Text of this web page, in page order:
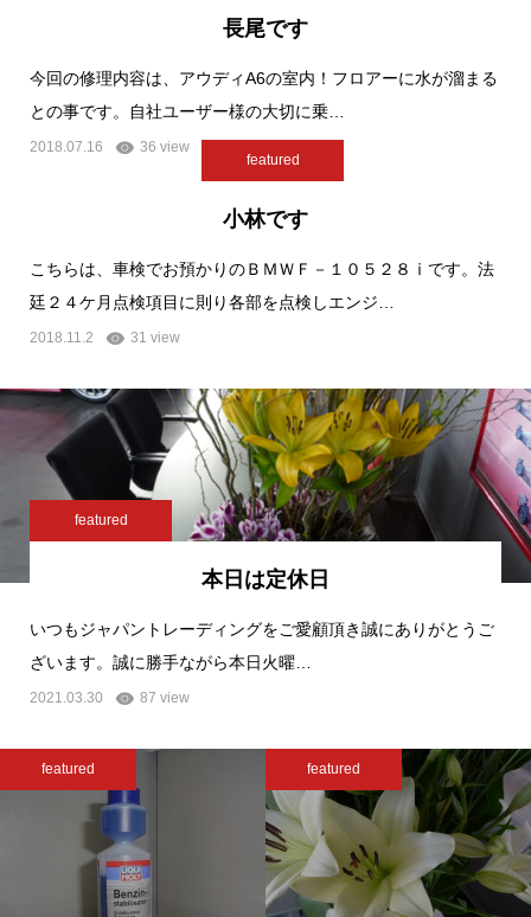
長尾です
今回の修理内容は、アウディA6の室内！フロアーに水が溜まる
との事です。自社ユーザー様の大切に乗…
2018.07.16 36 view
featured
小林です
こちらは、車検でお預かりのＢＭＷＦ－１０５２８ⅰです。法
廷２４ケ月点検項目に則り各部を点検しエンジ…
2018.11.2 31 view
featured
本日は定休日
いつもジャパントレーディングをご愛顧頂き誠にありがとうご
ざいます。誠に勝手ながら本日火曜…
2021.03.30 87 view
featured featured